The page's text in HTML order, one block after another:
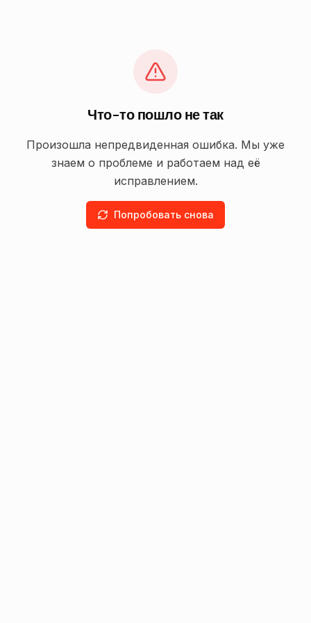
Что-то пошло не так
Произошла непредвиденная ошибка. Мы уже
знаем о проблеме и работаем над её
исправлением.
Попробовать снова